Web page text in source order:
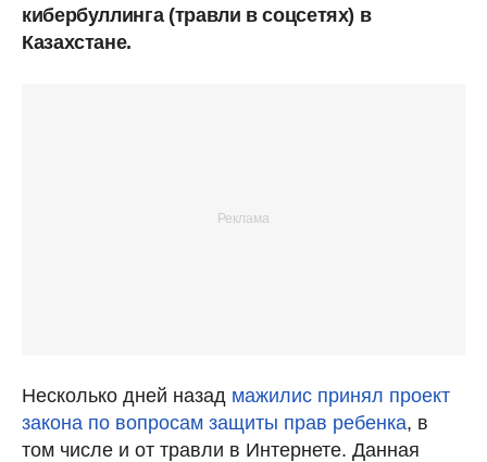
кибербуллинга (травли в соцсетях) в
Казахстане.
Несколько дней назад мажилис принял проект
закона по вопросам защиты прав ребенка, в
том числе и от травли в Интернете. Данная